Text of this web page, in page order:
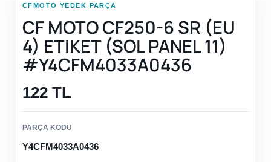
CFMOTO YEDEK PARÇA
CF MOTO CF250-6 SR (EU
4) ETIKET (SOL PANEL 11)
#Y4CFM4033A0436
122 TL
PARÇA KODU
Y4CFM4033A0436